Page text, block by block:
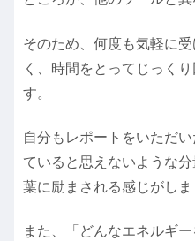
そのため、何度も気軽に
く、時間をとってじっく
す。
自分もレポートをいただ
ていると思えないような
葉に励まされる感じがしま
また、「どんなエネルギ